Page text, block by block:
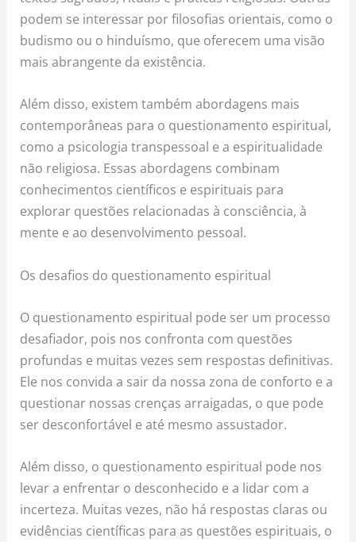
podem se interessar por filosofias orientais, como o
budismo ou o hinduísmo, que oferecem uma visão
mais abrangente da existência.
Além disso, existem também abordagens mais
contemporâneas para o questionamento espiritual,
como a psicologia transpessoal e a espiritualidade
não religiosa. Essas abordagens combinam
conhecimentos científicos e espirituais para
explorar questões relacionadas à consciência, à
mente e ao desenvolvimento pessoal.
Os desafios do questionamento espiritual
O questionamento espiritual pode ser um processo
desafiador, pois nos confronta com questões
profundas e muitas vezes sem respostas definitivas.
Ele nos convida a sair da nossa zona de conforto e a
questionar nossas crenças arraigadas, o que pode
ser desconfortável e até mesmo assustador.
Além disso, o questionamento espiritual pode nos
levar a enfrentar o desconhecido e a lidar com a
incerteza. Muitas vezes, não há respostas claras ou
evidências científicas para as questões espirituais, o